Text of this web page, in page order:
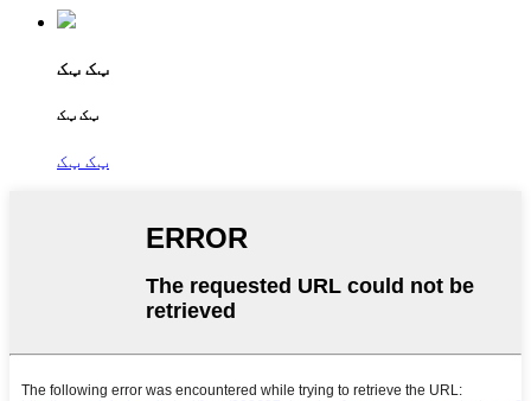
ټک ټک
ټک ټک
ټک ټک